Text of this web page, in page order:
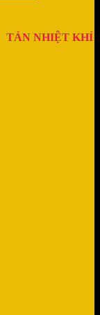
TẢN NHIỆT KHÍ